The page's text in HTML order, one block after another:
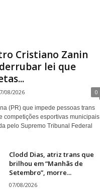
Cristiano Zanin
lei que
08/2026 0
(PR) que impede pessoas trans
competições esportivas municipais
pelo Supremo Tribunal Federal
Clodd Dias, atriz trans que
brilhou em “Manhãs de
Setembro”, morre...
07/08/2026